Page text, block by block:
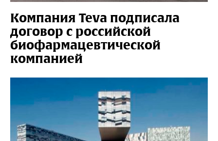
Компания Teva подписала
договор с российской
биофармацевтической
компанией